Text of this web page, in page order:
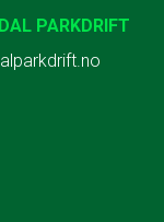
PARKDRIFT